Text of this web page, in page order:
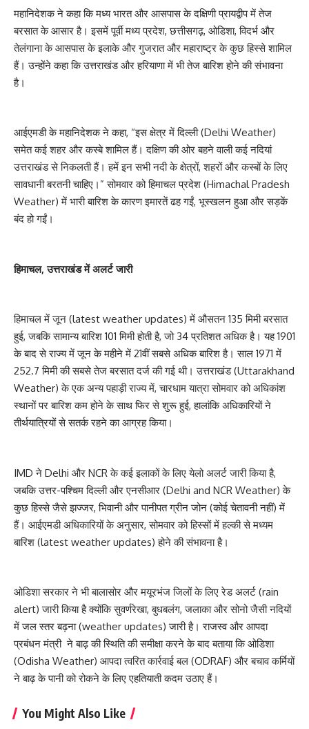
महानिदेशक ने कहा कि मध्य भारत और आसपास के दक्षिणी प्रायद्वीप में तेज
बरसात के आसार है। इसमें पूर्वी मध्य प्रदेश, छत्तीसगढ़, ओडिशा, विदर्भ और
तेलंगाना के आसपास के इलाके और गुजरात और महाराष्ट्र के कुछ हिस्से शामिल
हैं। उन्होंने कहा कि उत्तराखंड और हरियाणा में भी तेज बारिश होने की संभावना
है।
आईएमडी के महानिदेशक ने कहा, “इस क्षेत्र में दिल्ली (Delhi Weather)
समेत कई शहर और कस्बे शामिल हैं। दक्षिण की ओर बहने वाली कई नदियां
उत्तराखंड से निकलती हैं। हमें इन सभी नदी के क्षेत्रों, शहरों और कस्बों के लिए
सावधानी बरतनी चाहिए।” सोमवार को हिमाचल प्रदेश (Himachal Pradesh
Weather) में भारी बारिश के कारण इमारतें ढह गईं, भूस्खलन हुआ और सड़कें
बंद हो गईं।
हिमाचल, उत्तराखंड में अलर्ट जारी
हिमाचल में जून (latest weather updates) में औसतन 135 मिमी बरसात
हुई, जबकि सामान्य बारिश 101 मिमी होती है, जो 34 प्रतिशत अधिक है। यह 1901
के बाद से राज्य में जून के महीने में 21वीं सबसे अधिक बारिश है। साल 1971 में
252.7 मिमी की सबसे तेज बरसात दर्ज की गई थी। उत्तराखंड (Uttarakhand
Weather) के एक अन्य पहाड़ी राज्य में, चारधाम यात्रा सोमवार को अधिकांश
स्थानों पर बारिश कम होने के साथ फिर से शुरू हुई, हालांकि अधिकारियों ने
तीर्थयात्रियों से सतर्क रहने का आग्रह किया।
IMD ने Delhi और NCR के कई इलाकों के लिए येलो अलर्ट जारी किया है,
जबकि उत्तर-पश्चिम दिल्ली और एनसीआर (Delhi and NCR Weather) के
कुछ हिस्से जैसे झज्जर, भिवानी और पानीपत ग्रीन जोन (कोई चेतावनी नहीं) में
हैं। आईएमडी अधिकारियों के अनुसार, सोमवार को हिस्सों में हल्की से मध्यम
बारिश (latest weather updates) होने की संभावना है।
ओडिशा सरकार ने भी बालासोर और मयूरभंज जिलों के लिए रेड अलर्ट (rain
alert) जारी किया है क्योंकि सुवर्णरेखा, बुधबलंग, जलाका और सोनो जैसी नदियों
में जल स्तर बढ़ना (weather updates) जारी है। राजस्व और आपदा
प्रबंधन मंत्री ने बाढ़ की स्थिति की समीक्षा करने के बाद बताया कि ओडिशा
(Odisha Weather) आपदा त्वरित कार्रवाई बल (ODRAF) और बचाव कर्मियों
ने बाढ़ के पानी को रोकने के लिए एहतियाती कदम उठाए हैं।
You Might Also Like